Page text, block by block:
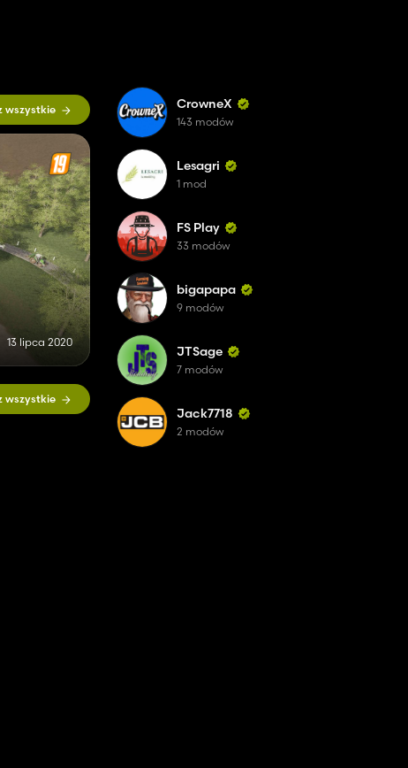
wszystkie
13 lipca 2020
wszystkie
CrowneX
143 modów
Lesagri
1 mod
FS Play
33 modów
bigapapa
9 modów
JTSage
7 modów
Jack7718
2 modów